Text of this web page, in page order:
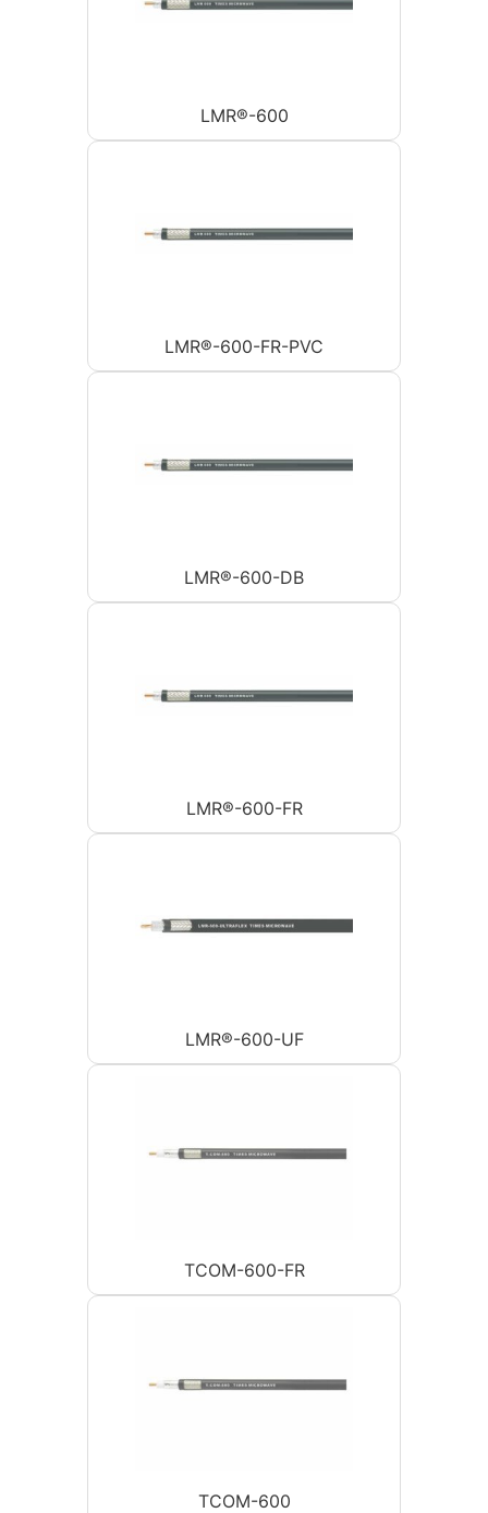
LMR®-600
LMR®-600-FR-PVC
LMR®-600-DB
LMR®-600-FR
LMR®-600-UF
TCOM-600-FR
TCOM-600